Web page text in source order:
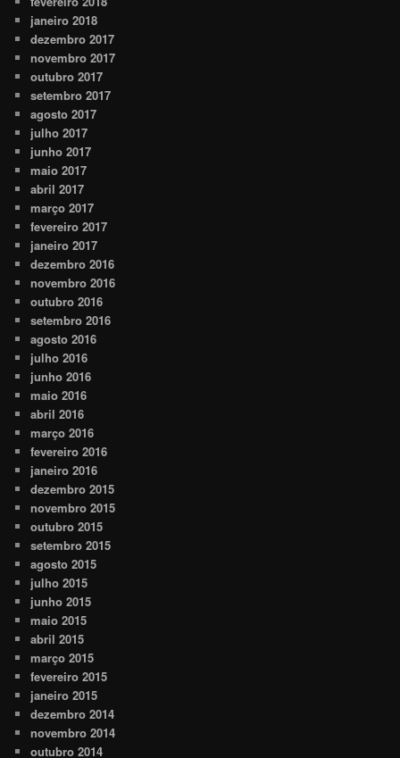
janeiro 2018
dezembro 2017
novembro 2017
outubro 2017
setembro 2017
agosto 2017
julho 2017
junho 2017
maio 2017
abril 2017
março 2017
fevereiro 2017
janeiro 2017
dezembro 2016
novembro 2016
outubro 2016
setembro 2016
agosto 2016
julho 2016
junho 2016
maio 2016
abril 2016
março 2016
fevereiro 2016
janeiro 2016
dezembro 2015
novembro 2015
outubro 2015
setembro 2015
agosto 2015
julho 2015
junho 2015
maio 2015
abril 2015
março 2015
fevereiro 2015
janeiro 2015
dezembro 2014
novembro 2014
outubro 2014